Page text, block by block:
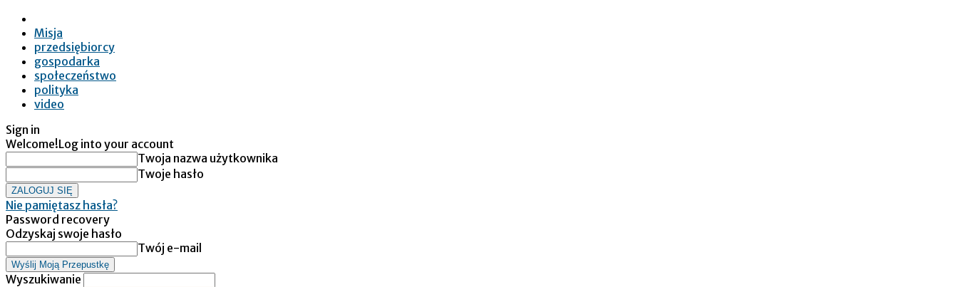
Misja
przedsiębiorcy
gospodarka
społeczeństwo
polityka
video
Sign in
Welcome!Log into your account
Twoja nazwa użytkownika
Twoje hasło
Nie pamiętasz hasła?
Password recovery
Odzyskaj swoje hasło
Twój e-mail
Wyszukiwanie